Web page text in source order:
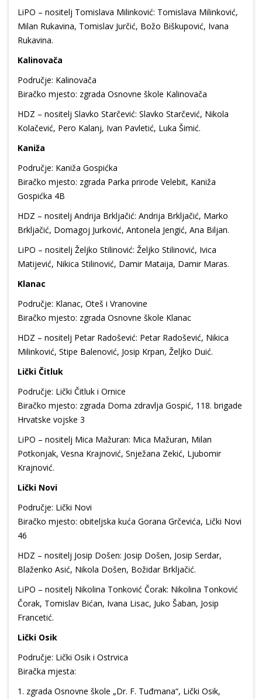
LiPO – nositelj Tomislava Milinković: Tomislava Milinković,
Milan Rukavina, Tomislav Jurčić, Božo Biškupović, Ivana
Rukavina.
Kalinovača
Područje: Kalinovača
Biračko mjesto: zgrada Osnovne škole Kalinovača
HDZ – nositelj Slavko Starčević: Slavko Starčević, Nikola
Kolačević, Pero Kalanj, Ivan Pavletić, Luka Šimić.
Kaniža
Područje: Kaniža Gospićka
Biračko mjesto: zgrada Parka prirode Velebit, Kaniža
Gospićka 4B
HDZ – nositelj Andrija Brkljačić: Andrija Brkljačić, Marko
Brkljačić, Domagoj Jurković, Antonela Jengić, Ana Biljan.
LiPO – nositelj Željko Stilinović: Željko Stilinović, Ivica
Matijević, Nikica Stilinović, Damir Mataija, Damir Maras.
Klanac
Područje: Klanac, Oteš i Vranovine
Biračko mjesto: zgrada Osnovne škole Klanac
HDZ – nositelj Petar Radošević: Petar Radošević, Nikica
Milinković, Stipe Balenović, Josip Krpan, Željko Duić.
Lički Čitluk
Područje: Lički Čitluk i Ornice
Biračko mjesto: zgrada Doma zdravlja Gospić, 118. brigade
Hrvatske vojske 3
LiPO – nositelj Mica Mažuran: Mica Mažuran, Milan
Potkonjak, Vesna Krajnović, Snježana Zekić, Ljubomir
Krajnović.
Lički Novi
Područje: Lički Novi
Biračko mjesto: obiteljska kuća Gorana Grčevića, Lički Novi
46
HDZ – nositelj Josip Došen: Josip Došen, Josip Serdar,
Blaženko Asić, Nikola Došen, Božidar Brkljačić.
LiPO – nositelj Nikolina Tonković Čorak: Nikolina Tonković
Čorak, Tomislav Bićan, Ivana Lisac, Juko Šaban, Josip
Francetić.
Lički Osik
Područje: Lički Osik i Ostrvica
Biračka mjesta:
1.⁠ ⁠zgrada Osnovne škole „Dr. F. Tuđmana“, Lički Osik,